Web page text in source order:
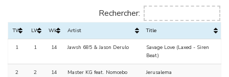
Rechercher:
TW LW Wks Artist Title
1 1 14 Jawsh 685 & Jason Derulo
Savage Love (Laxed - Siren
Beat)
2 2 14 Master KG feat. Nomcebo Jerusalema